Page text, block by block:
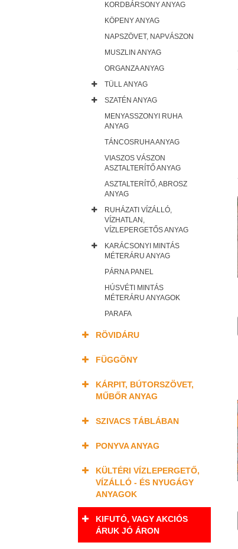
KORDBÁRSONY ANYAG
KÖPENY ANYAG
NAPSZÖVET, NAPVÁSZON
MUSZLIN ANYAG
ORGANZA ANYAG
TÜLL ANYAG
SZATÉN ANYAG
MENYASSZONYI RUHA
ANYAG
TÁNCOSRUHA ANYAG
VIASZOS VÁSZON
ASZTALTERÍTŐ ANYAG
ASZTALTERÍTŐ, ABROSZ
ANYAG
RUHÁZATI VÍZÁLLÓ,
VÍZHATLAN,
VÍZLEPERGETŐS ANYAG
KARÁCSONYI MINTÁS
MÉTERÁRU ANYAG
PÁRNA PANEL
HÚSVÉTI MINTÁS
MÉTERÁRU ANYAGOK
PARAFA
RÖVIDÁRU
FÜGGÖNY
KÁRPIT, BÚTORSZÖVET,
MŰBŐR ANYAG
SZIVACS TÁBLÁBAN
PONYVA ANYAG
KÜLTÉRI VÍZLEPERGETŐ,
VÍZÁLLÓ - ÉS NYUGÁGY
ANYAGOK
KIFUTÓ, VAGY AKCIÓS
ÁRUK JÓ ÁRON